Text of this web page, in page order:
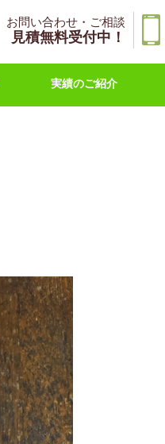
お問い合わせ・ご相談
見積無料受付中！
実績のご紹介